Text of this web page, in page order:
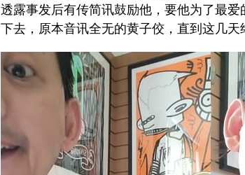
透露事发后有传简讯鼓励他，要他为了最
下去，原本音讯全无的黄子佼，直到这几